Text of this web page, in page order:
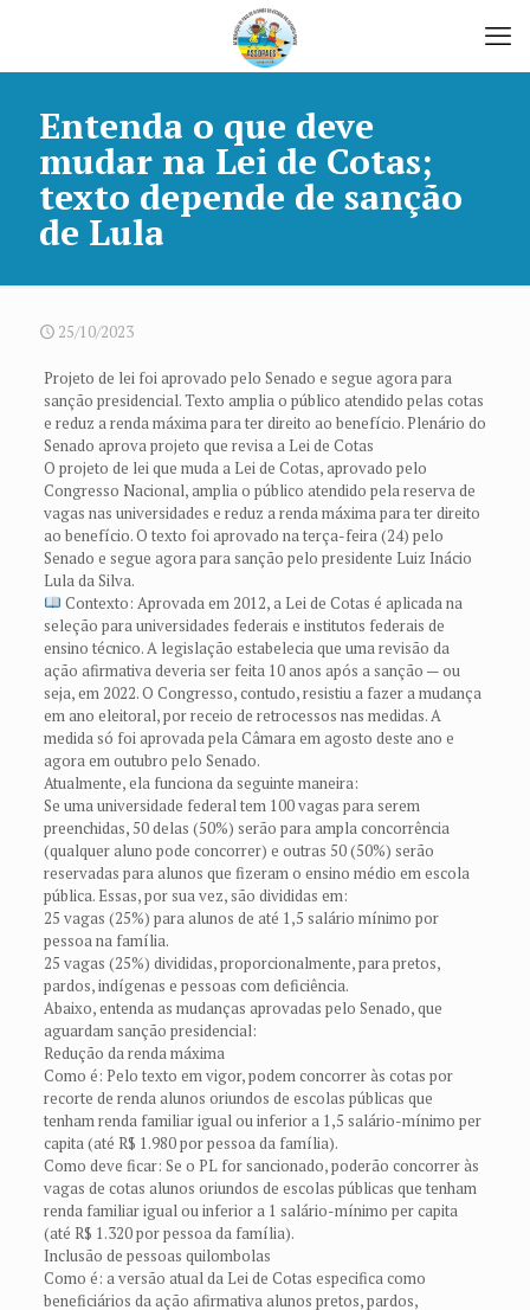
Entenda o que deve
mudar na Lei de Cotas;
texto depende de sanção
de Lula
25/10/2023
Projeto de lei foi aprovado pelo Senado e segue agora para
sanção presidencial. Texto amplia o público atendido pelas cotas
e reduz a renda máxima para ter direito ao benefício. Plenário do
Senado aprova projeto que revisa a Lei de Cotas
O projeto de lei que muda a Lei de Cotas, aprovado pelo
Congresso Nacional, amplia o público atendido pela reserva de
vagas nas universidades e reduz a renda máxima para ter direito
ao benefício. O texto foi aprovado na terça-feira (24) pelo
Senado e segue agora para sanção pelo presidente Luiz Inácio
Lula da Silva.
Contexto: Aprovada em 2012, a Lei de Cotas é aplicada na
seleção para universidades federais e institutos federais de
ensino técnico. A legislação estabelecia que uma revisão da
ação afirmativa deveria ser feita 10 anos após a sanção — ou
seja, em 2022. O Congresso, contudo, resistiu a fazer a mudança
em ano eleitoral, por receio de retrocessos nas medidas. A
medida só foi aprovada pela Câmara em agosto deste ano e
agora em outubro pelo Senado.
Atualmente, ela funciona da seguinte maneira:
Se uma universidade federal tem 100 vagas para serem
preenchidas, 50 delas (50%) serão para ampla concorrência
(qualquer aluno pode concorrer) e outras 50 (50%) serão
reservadas para alunos que fizeram o ensino médio em escola
pública. Essas, por sua vez, são divididas em:
25 vagas (25%) para alunos de até 1,5 salário mínimo por
pessoa na família.
25 vagas (25%) divididas, proporcionalmente, para pretos,
pardos, indígenas e pessoas com deficiência.
Abaixo, entenda as mudanças aprovadas pelo Senado, que
aguardam sanção presidencial:
Redução da renda máxima
Como é: Pelo texto em vigor, podem concorrer às cotas por
recorte de renda alunos oriundos de escolas públicas que
tenham renda familiar igual ou inferior a 1,5 salário-mínimo per
capita (até R$ 1.980 por pessoa da família).
Como deve ficar: Se o PL for sancionado, poderão concorrer às
vagas de cotas alunos oriundos de escolas públicas que tenham
renda familiar igual ou inferior a 1 salário-mínimo per capita
(até R$ 1.320 por pessoa da família).
Inclusão de pessoas quilombolas
Como é: a versão atual da Lei de Cotas especifica como
beneficiários da ação afirmativa alunos pretos, pardos,